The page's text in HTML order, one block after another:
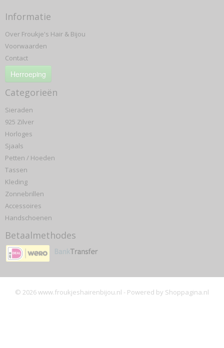
Informatie
Over Froukje's Hair & Bijou
Voorwaarden
Contact
Herroeping
Categorieën
Sieraden
925 Zilver
Horloges
Sjaals
Petten / Hoeden
Tassen
Kleding
Zonnebrillen
Accessoires
Handschoenen
Betaalmethodes
© 2026 www.froukjeshairenbijou.nl - Powered by Shoppagina.nl